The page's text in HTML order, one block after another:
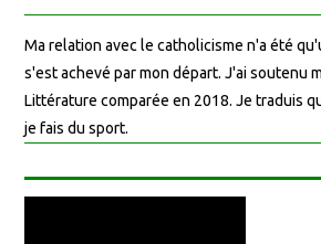
Ma relation avec le catholicisme n'a été
s'est achevé par mon départ. J'ai soutenu
Littérature comparée en 2018. Je traduis
je fais du sport.